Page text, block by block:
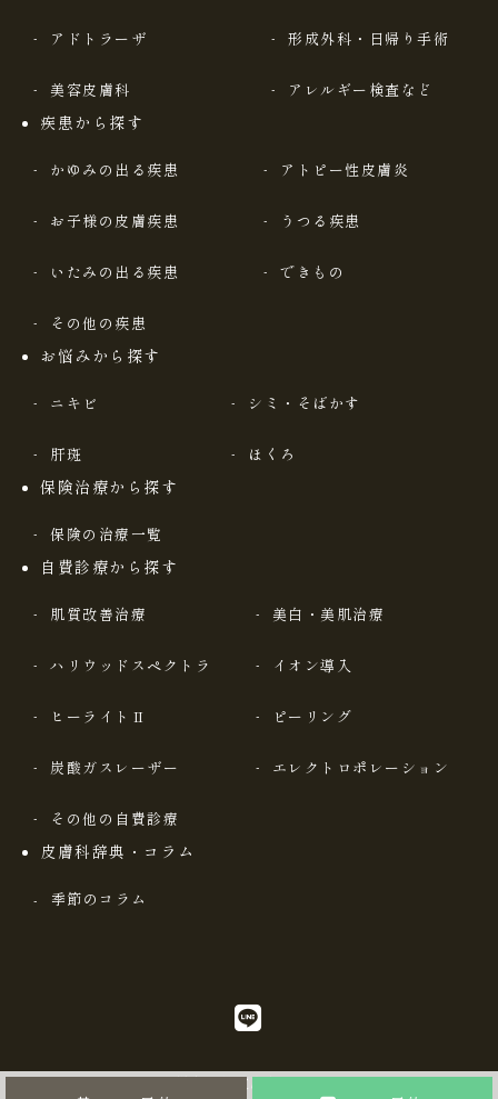
アドトラーザ 形成外科・日帰り手術
美容皮膚科 アレルギー検査など
疾患から探す
かゆみの出る疾患 アトピー性皮膚炎
お子様の皮膚疾患 うつる疾患
いたみの出る疾患 できもの
その他の疾患
お悩みから探す
ニキビ シミ・そばかす
肝斑 ほくろ
保険治療から探す
保険の治療一覧
自費診療から探す
肌質改善治療 美白・美肌治療
ハリウッドスペクトラ イオン導入
ヒーライトⅡ ピーリング
炭酸ガスレーザー エレクトロポレーション
その他の自費診療
皮膚科辞典・コラム
季節のコラム
© 吉祥寺駅前皮膚科クリニック